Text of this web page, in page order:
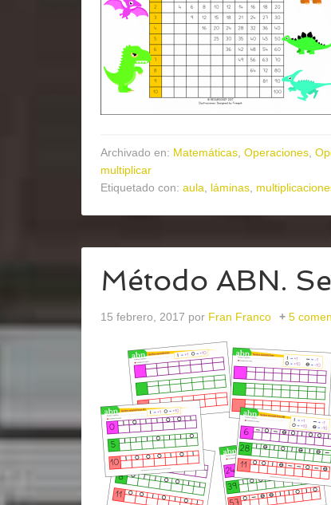
Archivado en: Matemáticas Operaciones
multiplicar
Etiquetado con: aula láminas
Método ABN.
15 febrero, 2017 por Fran Franco 5